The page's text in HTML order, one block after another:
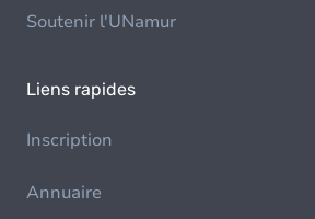
Soutenir l'UNamur
Liens rapides
Inscription
Annuaire